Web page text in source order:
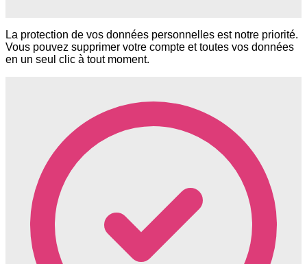
La protection de vos données personnelles est notre priorité.
Vous pouvez supprimer votre compte et toutes vos données
en un seul clic à tout moment.